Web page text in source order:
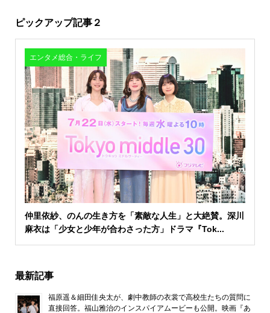
ピックアップ記事２
エンタメ総合・ライフ
仲里依紗、のんの生き方を「素敵な人生」と大絶賛。深川
麻衣は「少女と少年が合わさった方」ドラマ『Tok...
最新記事
福原遥＆細田佳央太が、劇中教師の衣裳で高校生たちの質問に
直接回答。福山雅治のインスパイアムービーも公開。映画『あ